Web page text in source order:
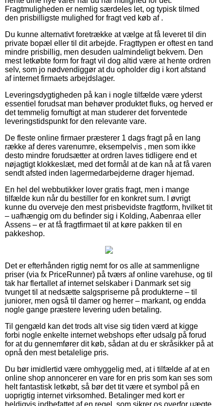
Fragtmuligheden er nemlig særdeles let, og typisk tilmed
den prisbilligste mulighed for fragt ved køb af .
Du kunne alternativt foretrække at vælge at få leveret til din
private bopæl eller til dit arbejde. Fragttypen er oftest en tand
mindre prisbillig, men desuden ualmindeligt bekvem. Den
mest letkøbte form for fragt vil dog altid være at hente ordren
selv, som jo nødvendiggør at du opholder dig i kort afstand
af internet firmaets arbejdslager.
Leveringsdygtigheden på kan i nogle tilfælde være yderst
essentiel forudsat man behøver produktet fluks, og herved er
det temmelig fornuftigt at man studerer det forventede
leveringstidspunkt for den relevante vare.
De fleste online firmaer præsterer 1 dags fragt på en lang
række af deres varenumre, eksempelvis , men som ikke
desto mindre forudsætter at ordren laves tidligere end et
nøjagtigt klokkeslæt, med det formål at de kan nå at få varen
sendt afsted inden lagermedarbejderne drager hjemad.
En hel del webbutikker lover gratis fragt, men i mange
tilfælde kun når du bestiller for en konkret sum. I øvrigt
kunne du overveje den mest prisbevidste fragtform, hvilket tit
– uafhængig om du befinder sig i Kolding, Aabenraa eller
Assens – er at få fragtfirmaet til at køre pakken til en
pakkeshop.
Det er efterhånden rigtig nemt for os alle at sammenligne
priser (via fx PriceRunner) på tværs af online varehuse, og til
tak har flertallet af internet selskaber i Danmark set sig
tvunget til at nedsætte salgspriserne på produkterne – til
juniorer, men også til damer og herrer – markant, og endda
nogle gange præstere levering uden betaling.
Til gengæld kan det trods alt vise sig tiden værd at kigge
forbi nogle enkelte internet webshops efter udsalg på forud
for at du gennemfører dit køb, sådan at du er skråsikker på at
opnå den mest betalelige pris.
Du bør imidlertid være omhyggelig med, at i tilfælde af at en
online shop annoncerer en vare for en pris som kan ses som
helt fantastisk letkøbt, så bør det tit være et symbol på en
uoprigtig internet virksomhed. Betalinger med kort er